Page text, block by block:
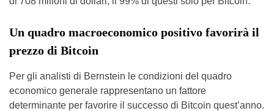
Un quadro macroeconomico positivo favorirà il
prezzo di Bitcoin
Per gli analisti di Bernstein le condizioni del quadro
economico generale rappresentano un fattore
determinante per favorire il successo di Bitcoin quest’anno.